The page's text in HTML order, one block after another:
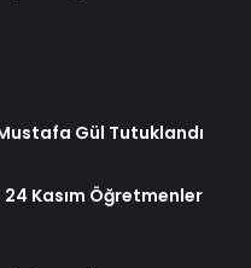
Gül Tutuklandı
Kasım Öğretmenler